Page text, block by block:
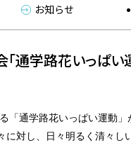
お知らせ
通学路花いっぱい
「通学路花いっぱい運動
対し、日々明るく清々し